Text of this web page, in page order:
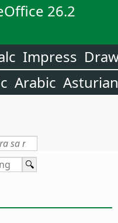
26.2
Impress
Arabic Asturian